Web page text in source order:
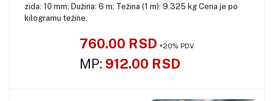
zida: 10 mm; Dužina: 6 m; Težina (1 m): 9.325 kg Cena je po
kilogramu težine.
760.00 RSD +20% PDV
MP: 912.00 RSD